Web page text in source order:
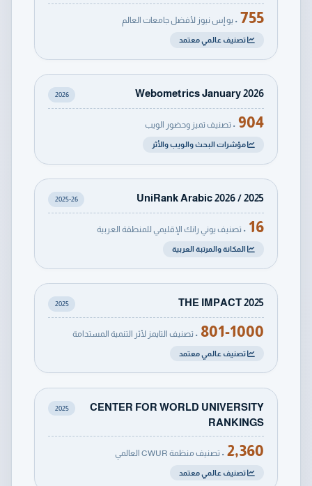
755 • يو إس نيوز لأفضل جامعات العالم
تصنيف عالمي معتمد
Webometrics January 2026
2026
904 • تصنيف تميز وحضور الويب
مؤشرات البحث والويب والأثر
UniRank Arabic 2026 / 2025
2025-26
16 • تصنيف يوني رانك الإقليمي للمنطقة العربية
المكانة والمرتبة العربية
THE IMPACT 2025
2025
801-1000 • تصنيف التايمز لأثر التنمية المستدامة
تصنيف عالمي معتمد
CENTER FOR WORLD UNIVERSITY
RANKINGS
2025
2,360 • تصنيف منظمة CWUR العالمي
تصنيف عالمي معتمد